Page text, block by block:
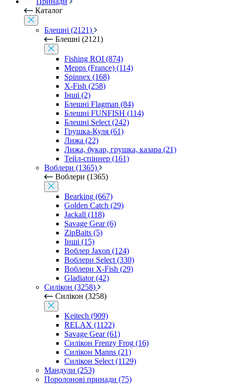
Каталог
Блешні (2121)
Блешні (2121)
Fishing ROI (874)
Mepps (France) (114)
Spinnex (168)
X-Fish (258)
Інші (2)
Блешні Flagman (84)
Блешні FUNFISH (114)
Блешні Select (242)
Грушка-Куля (61)
Лижа (22)
Лижа, букар, грушка, казара (21)
Тейл-спіннер (161)
Воблери (1365)
Воблери (1365)
Bearking (667)
Golden Catch (29)
Jackall (118)
Savage Gear (6)
ZipBaits (5)
Інші (15)
Воблер Jaxon (124)
Воблери Select (330)
Воблери X-Fish (29)
Gladiator (42)
Силікон (3258)
Силікон (3258)
Keitech (909)
RELAX (1122)
Savage Gear (61)
Силікон Frenzy Frog (16)
Силікон Manns (21)
Силікон Select (1129)
Мандули (253)
Поролонові принади (75)